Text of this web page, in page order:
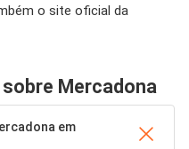
o site oficial da
Mercadona
em